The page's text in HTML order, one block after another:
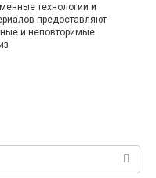
технологии и
предоставляют
и неповторимые